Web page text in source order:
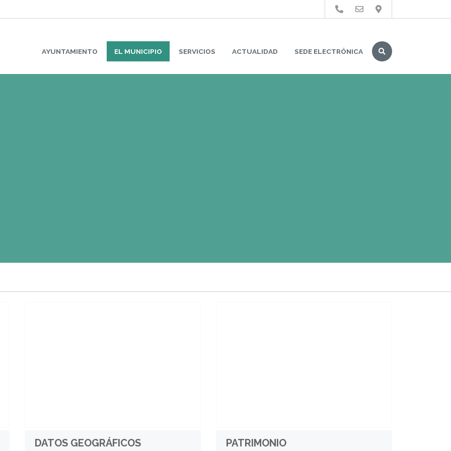
AYUNTAMIENTO EL MUNICIPIO SERVICIOS ACTUALIDAD SEDE ELECTRÓNICA
Buscar
DATOS GEOGRÁFICOS PATRIMONIO